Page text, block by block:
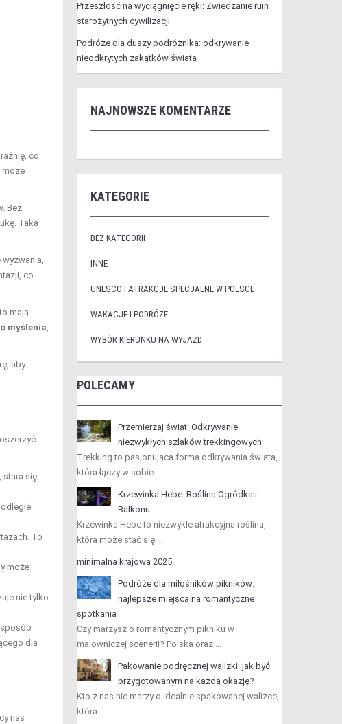
co
może
Bez
Taka
co
mają
myślenia,
aby
stara się
To
może
nie tylko
sposób
dla
nas
Przeszłość na wyciągnięcie ręki: Zwiedzanie ruin
starożytnych cywilizacji
Podróże dla duszy podróżnika: odkrywanie
nieodkrytych zakątków świata
NAJNOWSZE KOMENTARZE
KATEGORIE
BEZ KATEGORII
INNE
UNESCO I ATRAKCJE SPECJALNE W POLSCE
WAKACJE I PODRÓŻE
WYBÓR KIERUNKU NA WYJAZD
POLECAMY
Przemierzaj świat: Odkrywanie
niezwykłych szlaków trekkingowych
Trekking to pasjonująca forma odkrywania świata,
która łączy w sobie …
Krzewinka Hebe: Roślina Ogródka i
Balkonu
Krzewinka Hebe to niezwykle atrakcyjna roślina,
która może stać się …
minimalna krajowa 2025
Podróże dla miłośników pikników:
najlepsze miejsca na romantyczne
spotkania
Czy marzysz o romantycznym pikniku w
malowniczej scenerii? Polska oraz …
Pakowanie podręcznej walizki: jak być
przygotowanym na każdą okazję?
Kto z nas nie marzy o idealnie spakowanej walizce,
która …